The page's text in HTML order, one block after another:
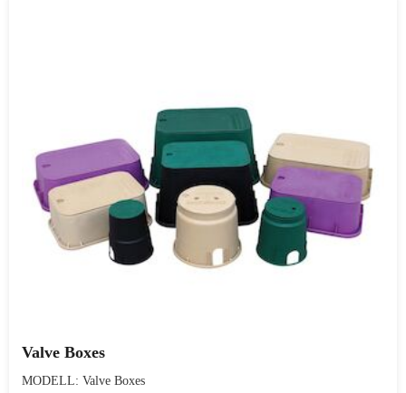
Valve Boxes
MODELL: Valve Boxes